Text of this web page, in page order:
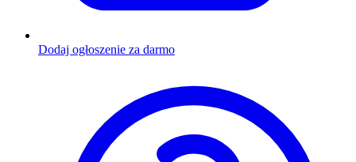
Dodaj ogłoszenie za darmo